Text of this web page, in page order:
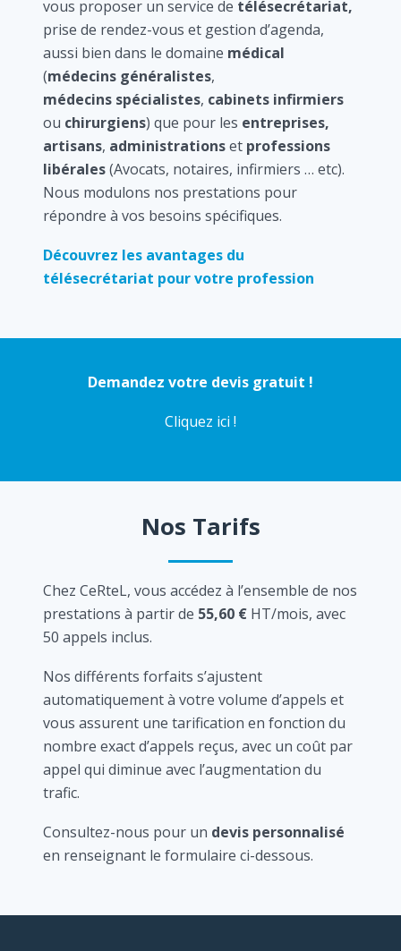
vous proposer un service de télésecrétariat,
prise de rendez-vous et gestion d’agenda,
aussi bien dans le domaine médical
(médecins généralistes,
médecins spécialistes, cabinets infirmiers
ou chirurgiens) que pour les entreprises,
artisans, administrationset professions
libérales(Avocats, notaires, infirmiers … etc).
Nous modulons nos prestations pour
répondre à vos besoins spécifiques.
Découvrez les avantages du
télésecrétariat pour votre profession
Demandez votre devis gratuit !
Cliquez ici !
Nos Tarifs
Chez CeRteL, vous accédez à l’ensemble de nos
prestations à partir de 55,60 € HT/mois, avec
50 appels inclus.
Nos différents forfaits s’ajustent
automatiquement à votre volume d’appels et
vous assurent une tarification en fonction du
nombre exact d’appels reçus, avec un coût par
appel qui diminue avec l’augmentation du
trafic.
Consultez-nous pour un devis personnalisé
en renseignant le formulaire ci-dessous.